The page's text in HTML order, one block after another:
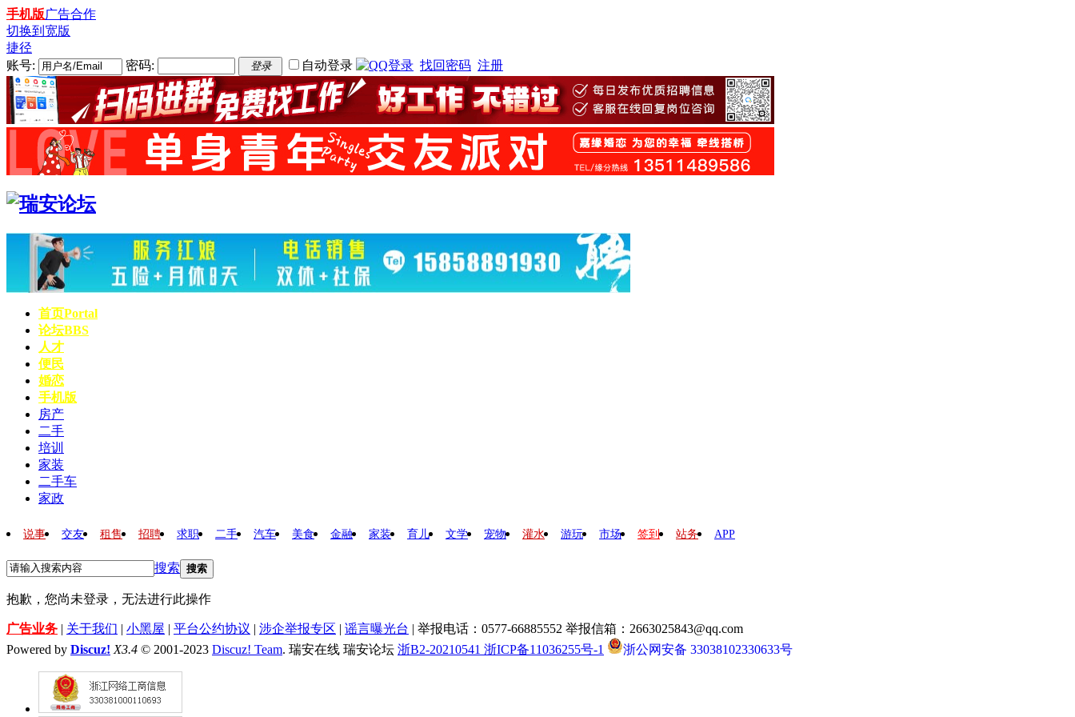
手机版广告合作
切换到宽版
捷径
账号:
密码: 登录 自动登录 找回密码 注册
首页Portal
论坛BBS
人才
便民
婚恋
手机版
房产
二手
培训
家装
二手车
家政
说事 交友 租售 招聘 求职 二手 汽车 美食 金融 家装 育儿 文学 宠物 灌水 游玩 市场 签到 站务 APP
搜索 搜索
抱歉，您尚未登录，无法进行此操作
广告业务 | 关于我们 | 小黑屋 | 平台公约协议 | 涉企举报专区 | 谣言曝光台 | 举报电话：0577-66885552 举报信箱：2663025843@qq.com
Powered by Discuz! X3.4 © 2001-2023 Discuz! Team. 瑞安在线 瑞安论坛 浙B2-20210541 浙ICP备11036255号-1 浙公网安备 33038102330633号